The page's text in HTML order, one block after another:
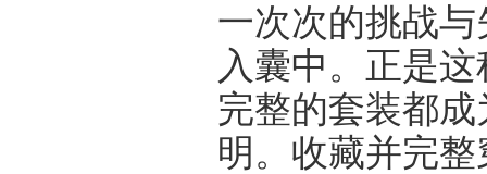
一次次的挑战
入囊中。正是
完整的套装都
明。收藏并完